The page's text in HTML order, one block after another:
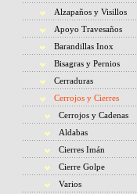
Alzapaños y Visillos
Apoyo Travesaños
Barandillas Inox
Bisagras y Pernios
Cerraduras
Cerrojos y Cierres
Cerrojos y Cadenas
Aldabas
Cierres Imán
Cierre Golpe
Varios